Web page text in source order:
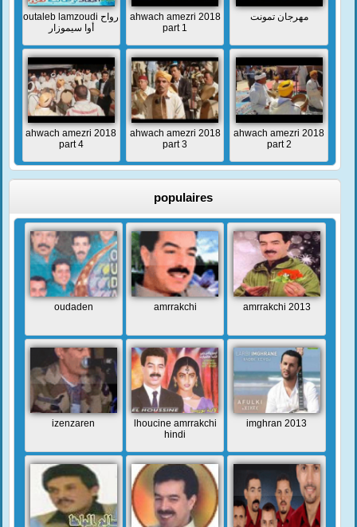
outaleb lamzoudi رواح
أوا سيموزار
ahwach amezri 2018
part 1
مهرجان تمونت
ahwach amezri 2018
part 4
ahwach amezri 2018
part 3
ahwach amezri 2018
part 2
populaires
oudaden amrrakchi amrrakchi 2013
izenzaren
lhoucine amrrakchi
hindi
imghran 2013